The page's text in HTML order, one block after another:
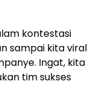
kontestasi
sampai kita viral
Ingat, kita
tim sukses